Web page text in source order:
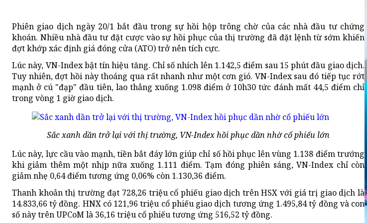
Phiên giao dịch ngày 20/1 bắt đầu trong sự hồi hộp trông chờ của các nhà đầu tư chứng
khoán. Nhiều nhà đầu tư đặt cược vào sự hồi phục của thị trường đã đặt lệnh từ sớm khiến
đợt khớp xác định giá đóng cửa (ATO) trở nên tích cực.
Lúc này, VN-Index bật tín hiệu tăng. Chỉ số nhích lên 1.142,5 điểm sau 15 phút đầu giao dịch.
Tuy nhiên, đợt hồi này thoáng qua rất nhanh như một cơn gió. VN-Index sau đó tiếp tục rớt
mạnh ở cú "đạp" đầu tiên, lao thẳng xuống 1.098 điểm ở 10h30 tức đánh mất 44,5 điểm chỉ
trong vòng 1 giờ giao dịch.
Sắc xanh dần trở lại với thị trường, VN-Index hồi phục dần nhờ cổ phiếu lớn
Lúc này, lực cầu vào mạnh, tiền bắt đáy lớn giúp chỉ số hồi phục lên vùng 1.138 điểm trướng
khi giảm thêm một nhịp nữa xuống 1.111 điểm. Tạm đóng phiên sáng, VN-Index chỉ còn
giảm nhẹ 0,64 điểm tương ứng 0,06% còn 1.130,36 điểm.
Thanh khoản thị trường đạt 728,26 triệu cổ phiếu giao dịch trên HSX với giá trị giao dịch là
14.833,66 tỷ đồng. HNX có 121,96 triệu cổ phiếu giao dịch tương ứng 1.495,84 tỷ đồng và con
số này trên UPCoM là 36,16 triệu cổ phiếu tương ứng 516,52 tỷ đồng.